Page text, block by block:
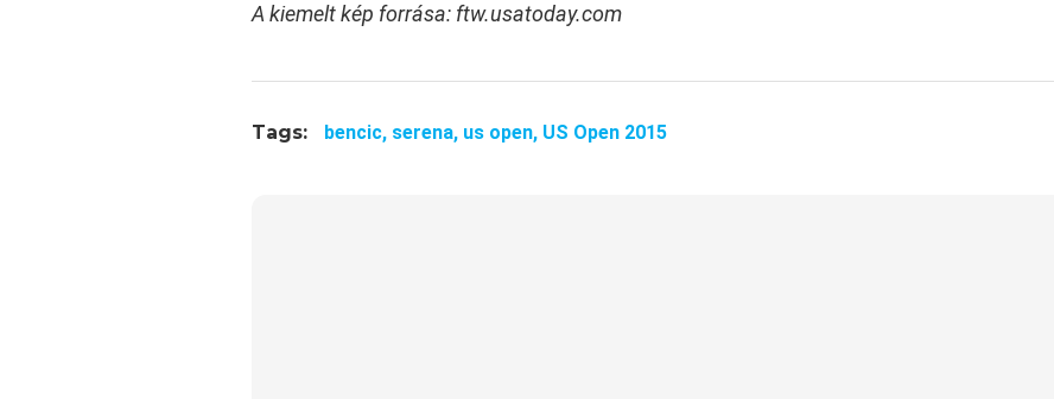
A kiemelt kép forrása: ftw.usatoday.com
Tags: bencic, serena, us open, US Open 2015